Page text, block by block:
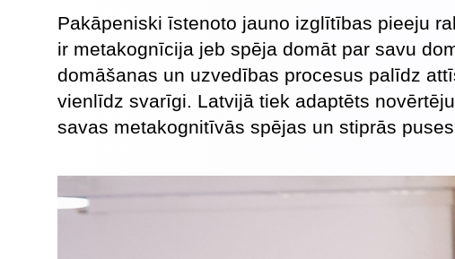
Pakāpeniski īstenoto jauno izglītības pieeju
ir metakognīcija jeb spēja domāt par savu
domāšanas un uzvedības procesus palīdz
vienlīdz svarīgi. Latvijā tiek adaptēts
savas metakognitīvās spējas un stiprās